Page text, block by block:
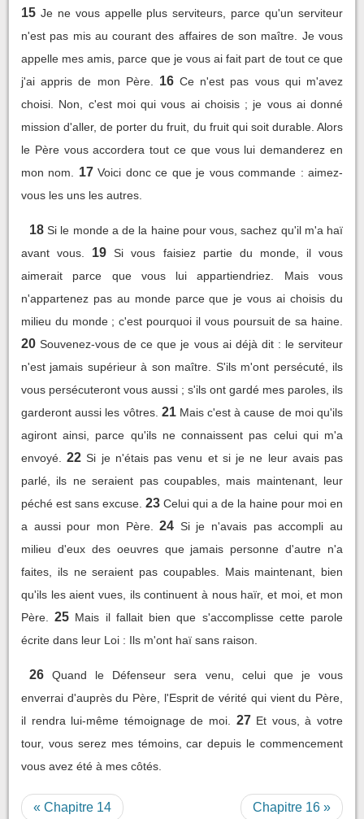
15 Je ne vous appelle plus serviteurs, parce qu'un serviteur
n'est pas mis au courant des affaires de son maître. Je vous
appelle mes amis, parce que je vous ai fait part de tout ce que
j'ai appris de mon Père.
16 Ce n'est pas vous qui m'avez
choisi. Non, c'est moi qui vous ai choisis ; je vous ai donné
mission d'aller, de porter du fruit, du fruit qui soit durable. Alors
le Père vous accordera tout ce que vous lui demanderez en
mon nom.
17 Voici donc ce que je vous commande : aimez-
vous les uns les autres.
18 Si le monde a de la haine pour vous, sachez qu'il m'a haï
avant vous.
19 Si vous faisiez partie du monde, il vous
aimerait parce que vous lui appartiendriez. Mais vous
n'appartenez pas au monde parce que je vous ai choisis du
milieu du monde ; c'est pourquoi il vous poursuit de sa haine.
20 Souvenez-vous de ce que je vous ai déjà dit : le serviteur
n'est jamais supérieur à son maître. S'ils m'ont persécuté, ils
vous persécuteront vous aussi ; s'ils ont gardé mes paroles, ils
garderont aussi les vôtres. 21 Mais c'est à cause de moi qu'ils
agiront ainsi, parce qu'ils ne connaissent pas celui qui m'a
envoyé.
22 Si je n'étais pas venu et si je ne leur avais pas
parlé, ils ne seraient pas coupables, mais maintenant, leur
péché est sans excuse. 23 Celui qui a de la haine pour moi en
a aussi pour mon Père.
24 Si je n'avais pas accompli au
milieu d'eux des oeuvres que jamais personne d'autre n'a
faites, ils ne seraient pas coupables. Mais maintenant, bien
qu'ils les aient vues, ils continuent à nous haïr, et moi, et mon
Père.
25 Mais il fallait bien que s'accomplisse cette parole
écrite dans leur Loi : Ils m'ont haï sans raison.
26
Quand le Défenseur sera venu, celui que je vous
enverrai d'auprès du Père, l'Esprit de vérité qui vient du Père,
il rendra lui-même témoignage de moi.
27 Et vous, à votre
tour, vous serez mes témoins, car depuis le commencement
vous avez été à mes côtés.
« Chapitre 14 Chapitre 16 »